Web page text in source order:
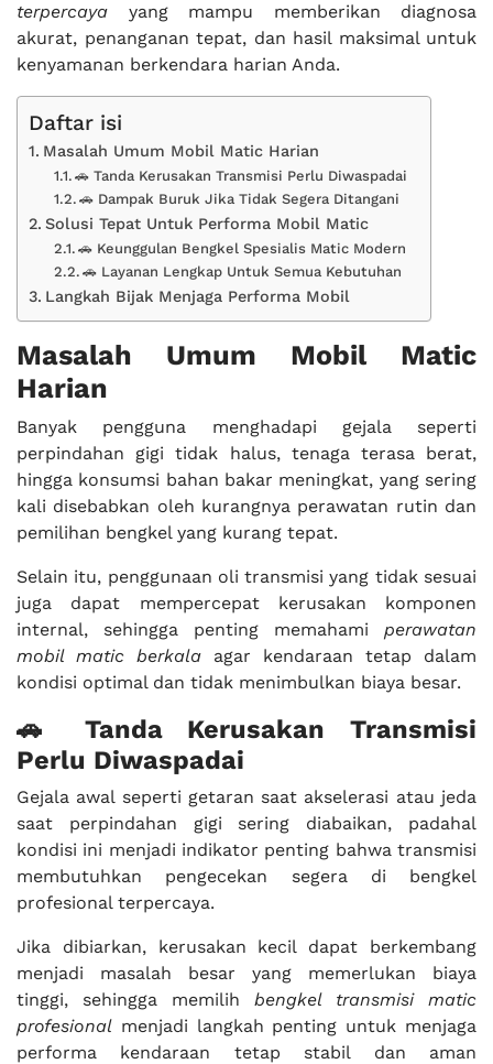
terpercaya yang mampu memberikan diagnosa
akurat, penanganan tepat, dan hasil maksimal untuk
kenyamanan berkendara harian Anda.
Daftar isi
Masalah Umum Mobil Matic Harian
🚗 Tanda Kerusakan Transmisi Perlu Diwaspadai
🚗 Dampak Buruk Jika Tidak Segera Ditangani
Solusi Tepat Untuk Performa Mobil Matic
🚗 Keunggulan Bengkel Spesialis Matic Modern
🚗 Layanan Lengkap Untuk Semua Kebutuhan
Langkah Bijak Menjaga Performa Mobil
Masalah Umum Mobil Matic
Harian
Banyak pengguna menghadapi gejala seperti
perpindahan gigi tidak halus, tenaga terasa berat,
hingga konsumsi bahan bakar meningkat, yang sering
kali disebabkan oleh kurangnya perawatan rutin dan
pemilihan bengkel yang kurang tepat.
Selain itu, penggunaan oli transmisi yang tidak sesuai
juga dapat mempercepat kerusakan komponen
internal, sehingga penting memahami perawatan
mobil matic berkala agar kendaraan tetap dalam
kondisi optimal dan tidak menimbulkan biaya besar.
🚗 Tanda Kerusakan Transmisi
Perlu Diwaspadai
Gejala awal seperti getaran saat akselerasi atau jeda
saat perpindahan gigi sering diabaikan, padahal
kondisi ini menjadi indikator penting bahwa transmisi
membutuhkan pengecekan segera di bengkel
profesional terpercaya.
Jika dibiarkan, kerusakan kecil dapat berkembang
menjadi masalah besar yang memerlukan biaya
tinggi, sehingga memilih bengkel transmisi matic
profesional menjadi langkah penting untuk menjaga
performa kendaraan tetap stabil dan aman